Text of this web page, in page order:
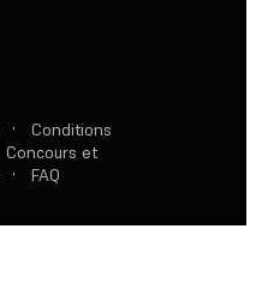
·
Conditions
Concours et
· FAQ